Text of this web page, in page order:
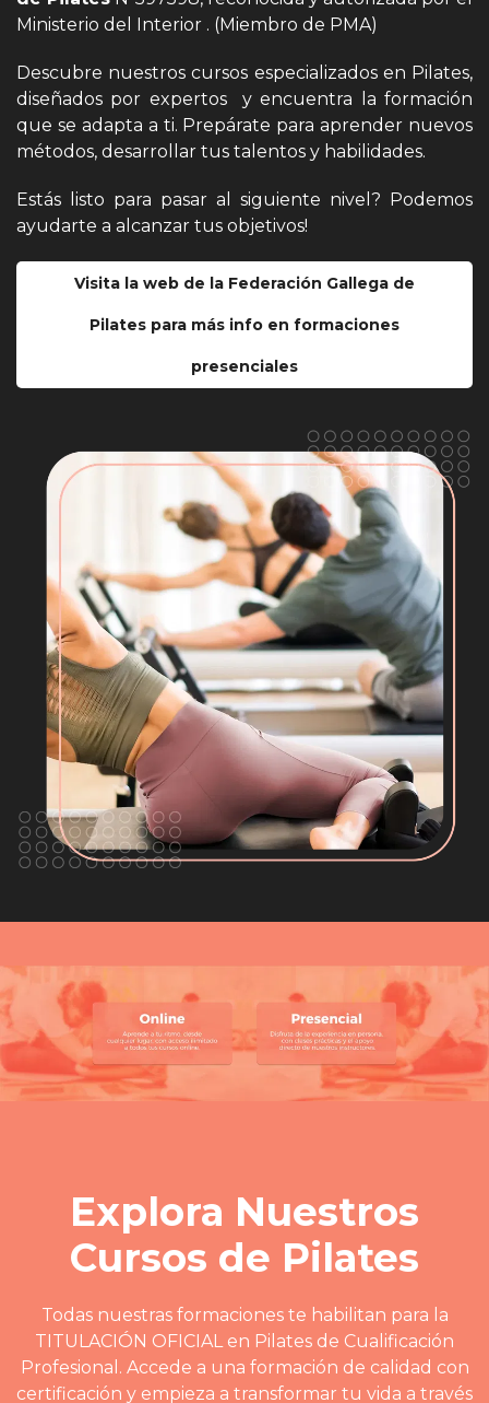
Ministerio del Interior . (Miembro de PMA)
Descubre nuestros cursos especializados en Pilates,
diseñados por expertos y encuentra la formación
que se adapta a ti. Prepárate para aprender nuevos
métodos, desarrollar tus talentos y habilidades.
Estás listo para pasar al siguiente nivel? Podemos
ayudarte a alcanzar tus objetivos!
Visita la web de la Federación Gallega de
Pilates para más info en formaciones
presenciales
Explora Nuestros
Cursos de Pilates
Todas nuestras formaciones te habilitan para la
TITULACIÓN OFICIAL en Pilates de Cualificación
Profesional. Accede a una formación de calidad con
certificación y empieza a transformar tu vida a través